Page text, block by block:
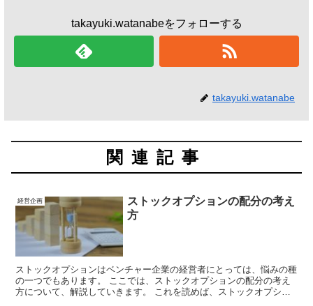
takayuki.watanabeをフォローする
takayuki.watanabe
関連記事
経営企画
ストックオプションの配分の考え
方
ストックオプションはベンチャー企業の経営者にとっては、悩みの種
の一つでもあります。 ここでは、ストックオプションの配分の考え
方について、解説していきます。 これを読めば、ストックオプショ